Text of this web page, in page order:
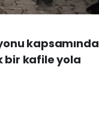
kapsamında
bir kafile yola